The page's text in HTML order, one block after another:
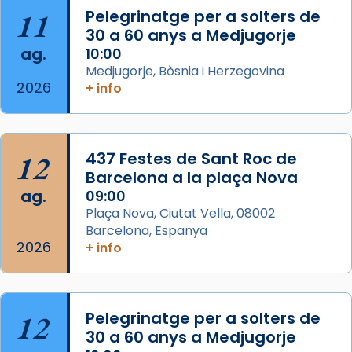
Santes a Mataró»🥵.
Photo
View on Facebook ·
Jaume, fill de Zebedeu, és juntament amb el
seu germà Joan i Pere un dels que
acompanyava més de prop Jesús.
Segons el llibre dels Fets (12,2) fou el primer
apòstol màrtir, decapitat a Jerusalem per
Herodes Agripa (vers l'any 44).
Regnes castellans i més tard de tota
Espanya.
11
ag.
2026
Pelegrinatge per a solters de
30 a 60 anys a Medjugorje
10:00
Medjugorje, Bòsnia i Herzegovina
+ info
12
ag.
2026
437 Festes de Sant Roc de
Barcelona a la plaça Nova
09:00
Plaça Nova, Ciutat Vella, 08002
Barcelona, Espanya
+ info
12
Pelegrinatge per a solters de
30 a 60 anys a Medjugorje